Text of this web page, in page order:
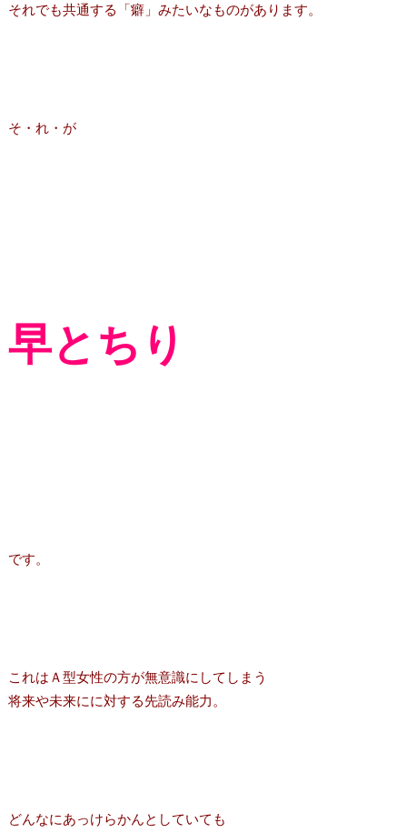
それでも共通する「癖」みたいなものがあります。
そ・れ・が
早とちり
です。
これはＡ型女性の方が無意識にしてしまう
将来や未来にに対する先読み能力。
どんなにあっけらかんとしていても